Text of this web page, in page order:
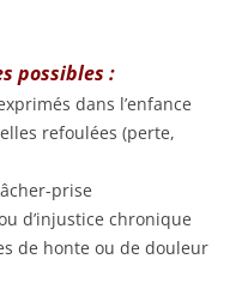
possibles :
dans l’enfance
refoulées (perte,
prise
d’injustice chronique
de honte ou de douleur